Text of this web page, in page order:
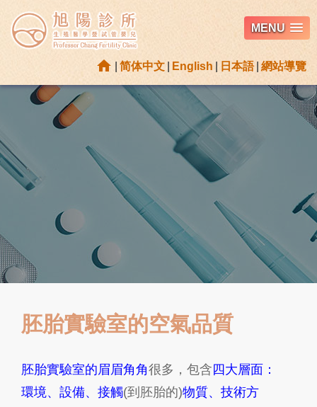
home | 简体中文 | English | 日本語| 網站導覽
MENU
胚胎實驗室的空氣品質
胚胎實驗室的眉眉角角很多 ，包含 四大層面：
環境、設備、接觸(到胚胎的)物質、技術方